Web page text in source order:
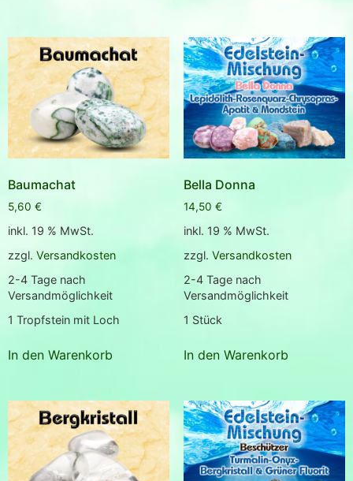
Baumachat
5,60 €
inkl. 19 % MwSt.
zzgl. Versandkosten
2-4 Tage nach
Versandmöglichkeit
1 Tropfstein mit Loch
In den Warenkorb
Bella Donna
14,50 €
inkl. 19 % MwSt.
zzgl. Versandkosten
2-4 Tage nach
Versandmöglichkeit
1 Stück
In den Warenkorb